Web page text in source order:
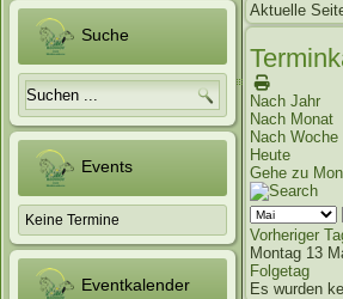
Suche
Events
Keine Termine
Eventkalender
Aktuelle
Nach Jahr
Nach Monat
Nach Woche
Heute
Gehe zu
Vorheriger
Montag 13
Folgetag
Es wurden